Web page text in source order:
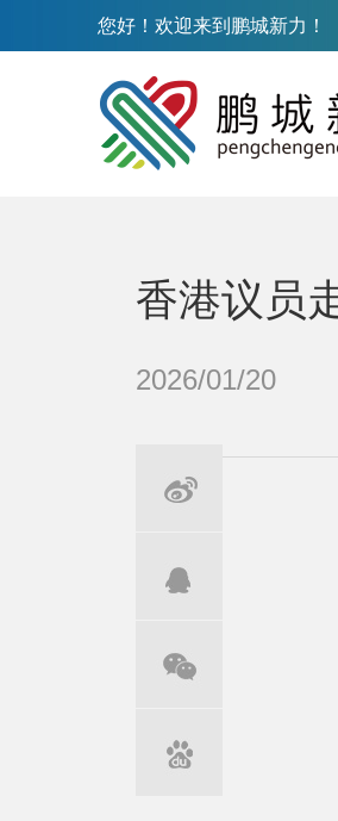
您好！欢迎来到鹏城新力！
香港议员
2026/01/20